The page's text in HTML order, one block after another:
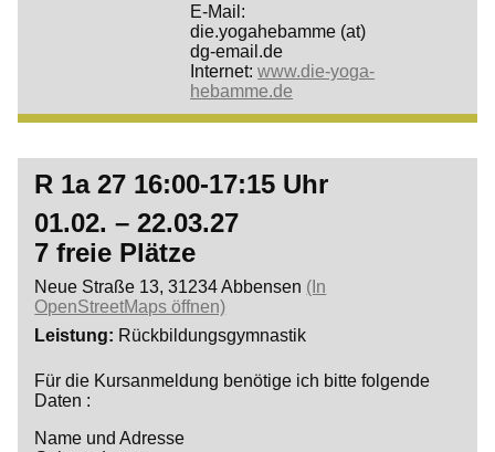
E-Mail:
die.yogahebamme (at)
dg-email.de
Internet:www.die-yoga-
hebamme.de
R 1a 27 16:00-17:15 Uhr
01.02. – 22.03.27
7 freie Plätze
Neue Straße 13, 31234 Abbensen (In
OpenStreetMaps öffnen)
Leistung
Rückbildungsgymnastik
Für die Kursanmeldung benötige ich bitte folgende
Daten :
Name und Adresse